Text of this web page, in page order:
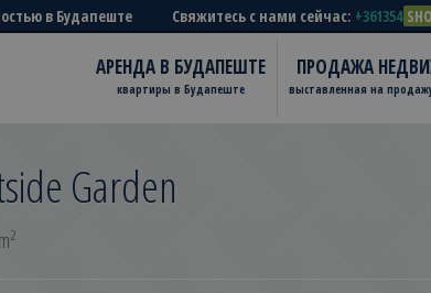
в Будапеште Свяжитесь с нами сейчас: +361354
АРЕНДА В БУДАПЕШТЕ
квартиры в Будапеште
ПРОДАЖА
выставленная на
Garden
2